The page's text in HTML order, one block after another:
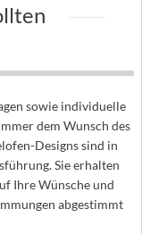
sowie individuelle
dem Wunsch des
Designs sind in
Sie erhalten
Ihre Wünsche und
abgestimmt